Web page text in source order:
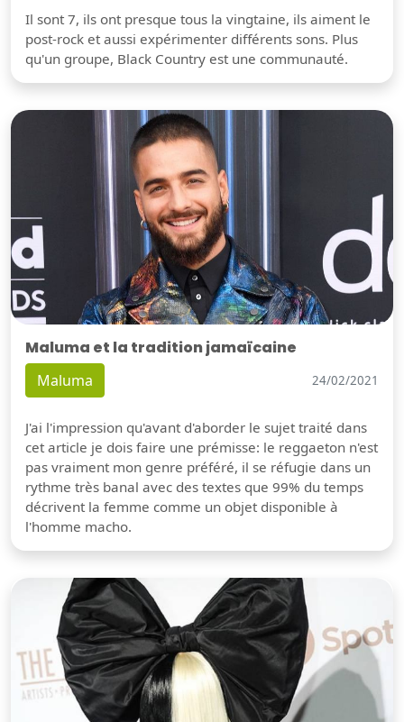
Il sont 7, ils ont presque tous la vingtaine, ils aiment le
post-rock et aussi expérimenter différents sons. Plus
qu'un groupe, Black Country est une communauté.
Maluma et la tradition jamaïcaine
Maluma 24/02/2021
J'ai l'impression qu'avant d'aborder le sujet traité dans
cet article je dois faire une prémisse: le reggaeton n'est
pas vraiment mon genre préféré, il se réfugie dans un
rythme très banal avec des textes que 99% du temps
décrivent la femme comme un objet disponible à
l'homme macho.